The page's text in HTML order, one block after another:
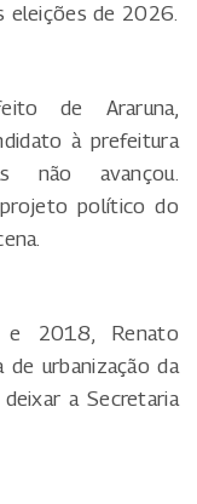
eleições de 2026.
de Araruna,
à prefeitura
não avançou.
político do
e 2018, Renato
de urbanização da
a Secretaria